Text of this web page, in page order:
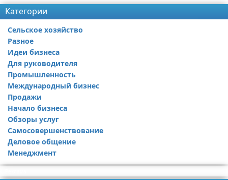
Категории
Сельское хозяйство
Разное
Идеи бизнеса
Для руководителя
Промышленность
Международный бизнес
Продажи
Начало бизнеса
Обзоры услуг
Самосовершенствование
Деловое общение
Менеджмент